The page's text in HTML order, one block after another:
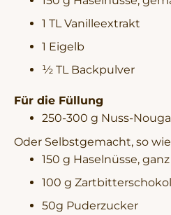
1 TL Vanilleextrakt
1 Eigelb
½ TL Backpulver
Für die Füllung
250-300 g Nuss-
Oder Selbstgemacht, so
150 g Haselnüsse, ganz
100 g
50g Puderzucker